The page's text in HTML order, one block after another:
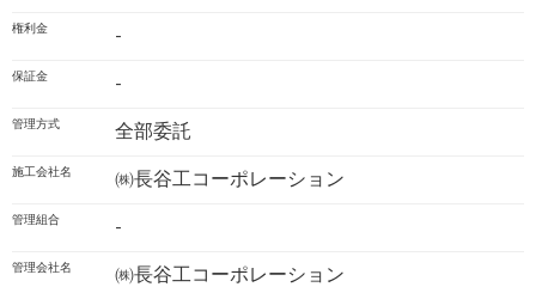
権利金 -
保証金 -
管理方式 全部委託
施工会社名 ㈱長谷工コーポレーション
管理組合 -
管理会社名 ㈱長谷工コーポレーション